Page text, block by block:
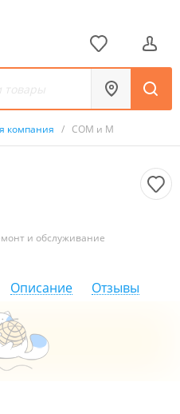
компания / СОМ и М
и обслуживание
Описание Отзывы
29